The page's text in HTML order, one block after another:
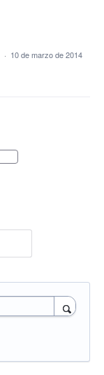
· 10 de marzo de 2014